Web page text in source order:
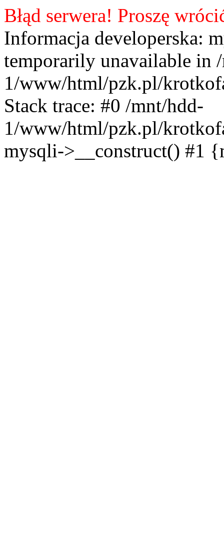
Błąd serwera! Proszę
Informacja developerska:
temporarily unavailable in
1/www/html/pzk.pl/
Stack trace: #0 /mnt/hdd-
1/www/html/pzk.pl/
mysqli->__construct() #1